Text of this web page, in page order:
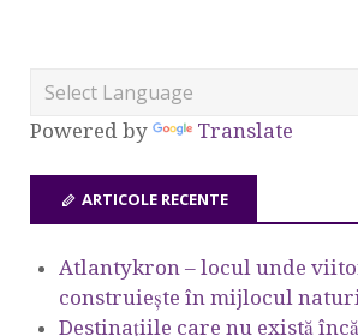
Powered by Translate
ARTICOLE RECENTE
Atlantykron – locul unde
construiește în mijlocul
Destinațiile care nu există încă